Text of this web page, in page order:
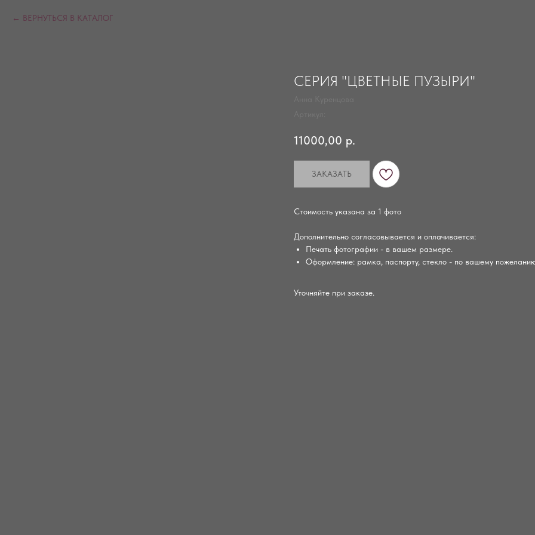
ВЕРНУТЬСЯ В КАТАЛОГ
СЕРИЯ "ЦВЕТНЫЕ ПУЗЫРИ"
11000,00 р.
ЗАКАЗАТЬ
Стоимость указана за 1 фото
Дополнительно согласовывается и оплачивается:
Печать фотографии - в вашем размере.
Оформление: рамка, паспорту, стекло - по вашему
Уточняйте при заказе.